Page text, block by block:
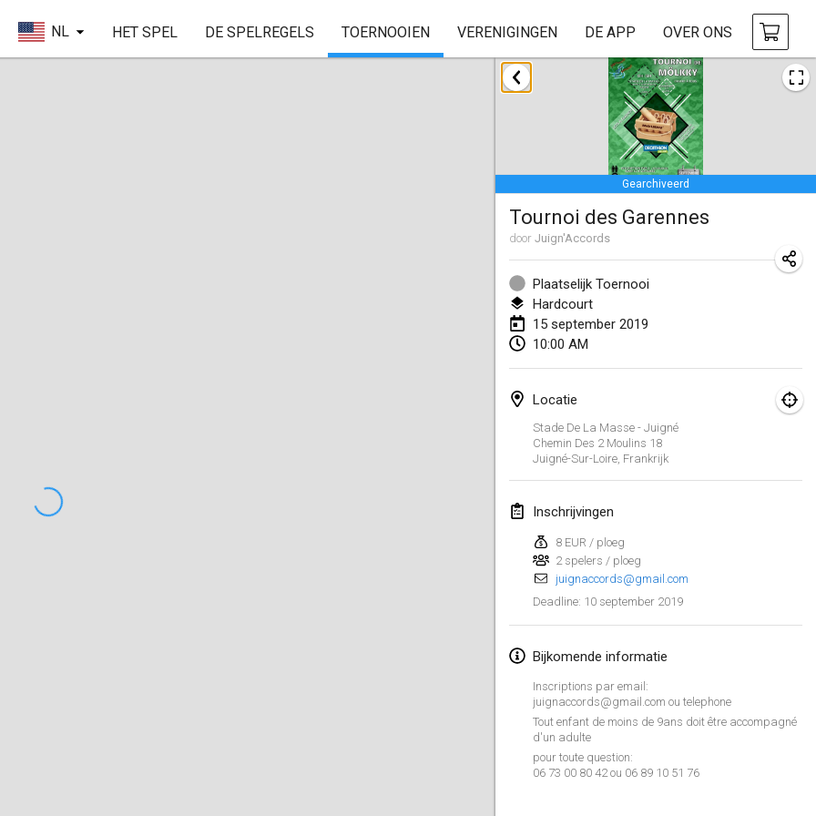
NL HET SPEL DE SPELREGELS TOERNOOIEN VERENIGINGEN DE APP OVER ONS
Gearchiveerd
Tournoi des Garennes
door Juign'Accords
Plaatselijk Toernooi
Hardcourt
15 september 2019
10:00 AM
Locatie
Stade De La Masse - Juigné
Chemin Des 2 Moulins 18
Juigné-Sur-Loire, Frankrijk
Inschrijvingen
8 EUR / ploeg
2 spelers / ploeg
juignaccords@gmail.com
Deadline: 10 september 2019
Bijkomende informatie
Inscriptions par email:
juignaccords@gmail.com ou telephone
Tout enfant de moins de 9ans doit être accompagné
d'un adulte
pour toute question:
06 73 00 80 42 ou 06 89 10 51 76
januari 2019
New Year's Throw Mölkky
1 jan. 2019|Tsjechië
Tournoi Mixte ASPTTOM
20 jan. 2019 |Frankrijk
Tournoi d'Hiver
26 jan. 2019|Frankrijk
Liekki Cup
26 jan. 2019
26 jan. 2019
februari 2019
2 feb. 2019
Lumi Mölkky
9 feb. 2019|Finland
9 feb. 2019|Frankrijk
OTH
16 feb. 2019|Finland
Indoor des Bouchons